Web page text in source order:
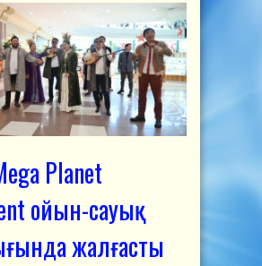
Planet
ойын-сауық
жалғасты